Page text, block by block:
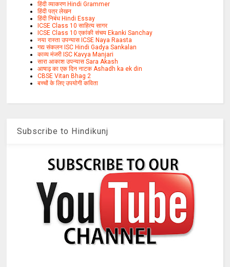
हिंदी व्याकरण Hindi Grammer
हिंदी पत्र लेखन
हिंदी निबंध Hindi Essay
ICSE Class 10 साहित्य सागर
ICSE Class 10 एकांकी संचय Ekanki Sanchay
नया रास्ता उपन्यास ICSE Naya Raasta
गद्य संकलन ISC Hindi Gadya Sankalan
काव्य मंजरी ISC Kavya Manjari
सारा आकाश उपन्यास Sara Akash
आषाढ़ का एक दिन नाटक Ashadh ka ek din
CBSE Vitan Bhag 2
बच्चों के लिए उपयोगी कविता
Subscribe to Hindikunj